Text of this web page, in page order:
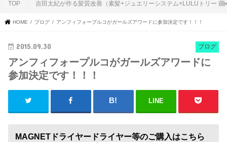
TOP 吉田太紀が作る髪質改善（素髪+ジュエリーシステム×LULUトリート
HOME ブログ アンフィフォープルコがガールズアワードに参加決定です！！！
ブログ
2015.09.30
アンフィフォープルコがガールズアワードに
参加決定です！！！
LINE
MAGNETドライヤードライヤー等のご購入はこちら